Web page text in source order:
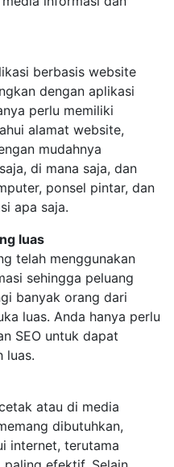
berbasis website
dengan aplikasi
perlu memiliki
alamat website,
mudahnya
di mana saja, dan
ponsel pintar, dan
apa saja.
luas
telah menggunakan
sehingga peluang
banyak orang dari
luas. Anda hanya perlu
SEO untuk dapat
luas.
atau di media
dibutuhkan,
internet, terutama